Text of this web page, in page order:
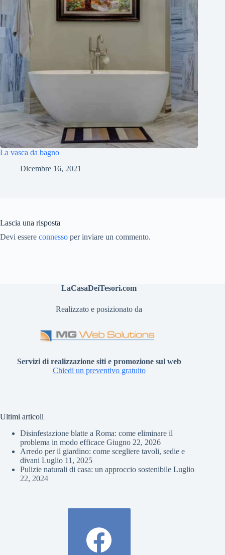
La vasca da bagno
Dicembre 16, 2021
Lascia una risposta
Devi essere connesso per inviare un commento.
LaCasaDeiTesori.com
Realizzato e posizionato da
Servizi di realizzazione siti e promozione sul web
Chiedi un preventivo gratuito
Ultimi articoli
Disinfestazione blatte a Roma: come eliminare il
problema in modo efficace Giugno 22, 2026
Arredo per il giardino: come scegliere tavoli, sedie e
divani Luglio 11, 2025
Pulizie naturali di casa: un approccio sostenibile Luglio
22, 2024